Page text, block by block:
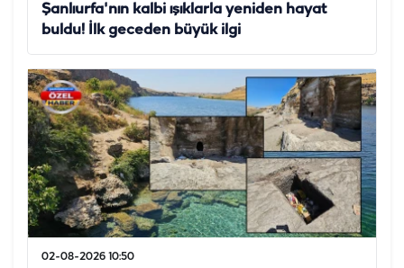
Şanlıurfa'nın kalbi ışıklarla yeniden hayat
buldu! İlk geceden büyük ilgi
02-08-2026 10:50